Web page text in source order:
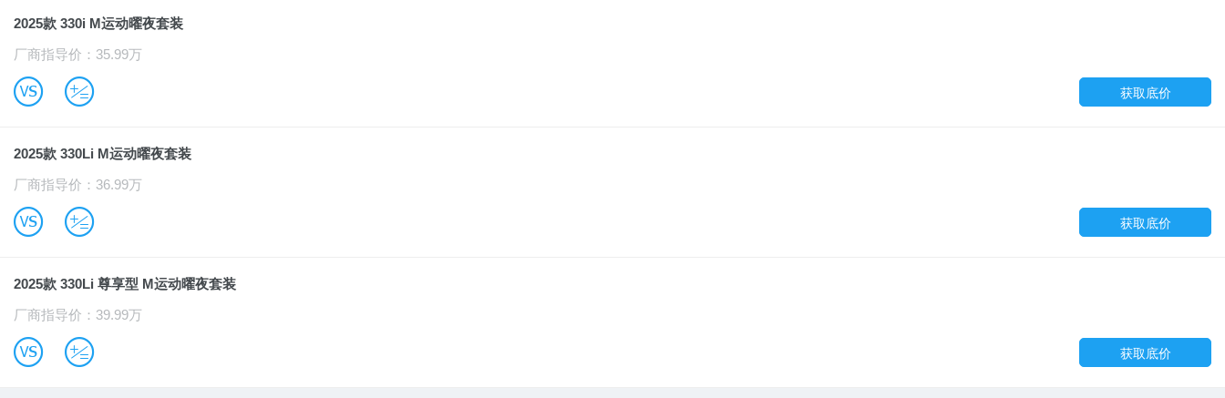
2025款 330i M运动曜夜套装
厂商指导价：35.99万
获取底价
B u
2025款 330Li M运动曜夜套装
厂商指导价：36.99万
获取底价
B u
2025款 330Li 尊享型 M运动曜夜套装
厂商指导价：39.99万
获取底价
B u